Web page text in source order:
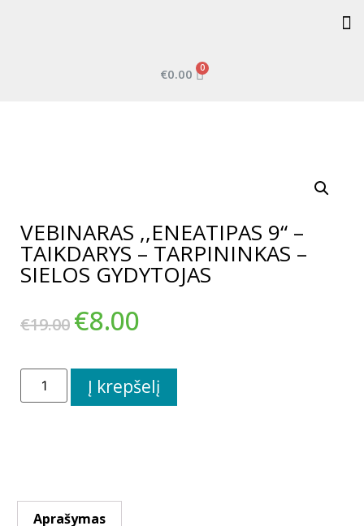
€0.00 0
VEBINARAS ,,ENEATIPAS 9“ –
TAIKDARYS – TARPININKAS –
SIELOS GYDYTOJAS
€19.00 €8.00
Į krepšelį
Aprašymas